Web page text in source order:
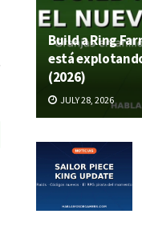
Build a Ring
está
(2026)
JULY 28, 2026